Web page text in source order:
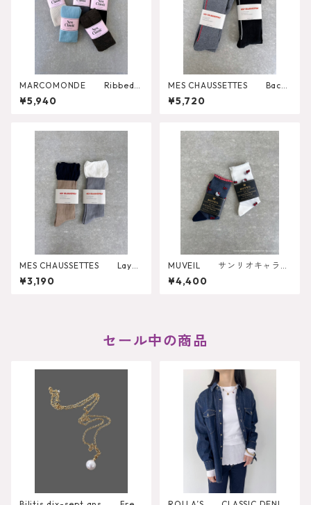
MARCOMONDE Ribbed T
ights
¥5,940
MES CHAUSSETTES Back
Line Wide Rib Tights
¥5,720
MES CHAUSSETTES Layer
ed Like Wide Rib Socks
¥3,190
MUVEIL サンリオキャラク
ターズコラボ ハローキティ ソ
ックス
¥4,400
セール中の商品